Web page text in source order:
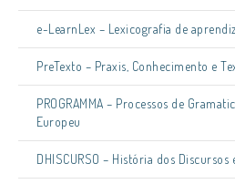
e-LearnLex – Lexicografia de
PreTexto – Praxis, Conhecimento e
PROGRAMMA – Processos de
Europeu
DHISCURSO – História dos Discursos